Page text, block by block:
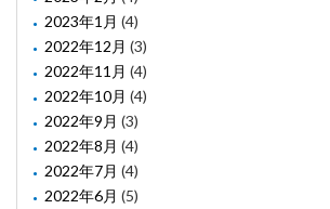
2023年1月 (4)
2022年12月 (3)
2022年11月 (4)
2022年10月 (4)
2022年9月 (3)
2022年8月 (4)
2022年7月 (4)
2022年6月 (5)